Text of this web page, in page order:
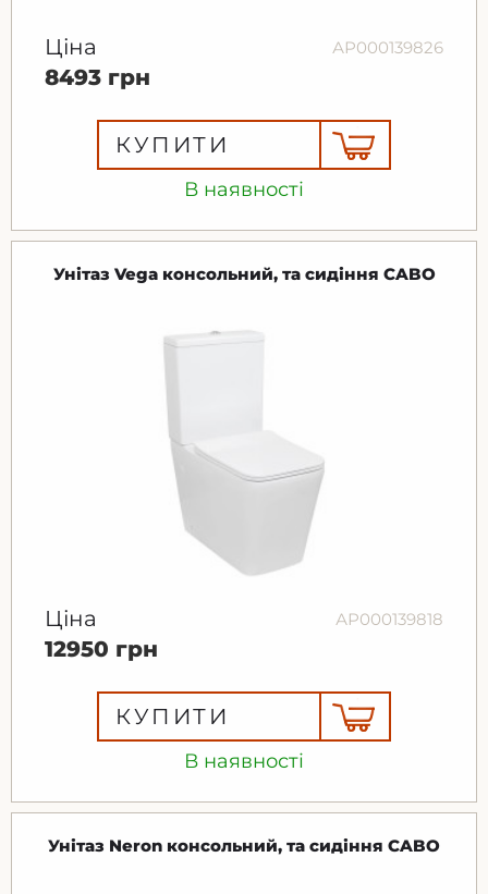
В наявності
Ціна АР000139826
8493 грн
КУПИТИ
В наявності
Унітаз Vega консольний, та сидіння CABO
Ціна АР000139818
12950 грн
КУПИТИ
Унітаз Neron консольний, та сидіння CABO